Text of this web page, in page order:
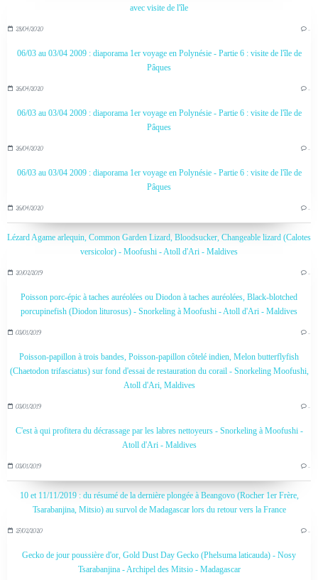
avec visite de l'île
28/04/2020 …
06/03 au 03/04 2009 : diaporama 1er voyage en Polynésie - Partie 6 : visite de l'île de
Pâques
26/04/2020 …
06/03 au 03/04 2009 : diaporama 1er voyage en Polynésie - Partie 6 : visite de l'île de
Pâques
26/04/2020 …
06/03 au 03/04 2009 : diaporama 1er voyage en Polynésie - Partie 6 : visite de l'île de
Pâques
26/04/2020 …
Lézard Agame arlequin, Common Garden Lizard, Bloodsucker, Changeable lizard (Calotes
versicolor) - Moofushi - Atoll d'Ari - Maldives
20/02/2019 …
Poisson porc-épic à taches auréolées ou Diodon à taches auréolées, Black-blotched
porcupinefish (Diodon liturosus) - Snorkeling à Moofushi - Atoll d'Ari - Maldives
03/01/2019 …
Poisson-papillon à trois bandes, Poisson-papillon côtelé indien, Melon butterflyfish
(Chaetodon trifasciatus) sur fond d'essai de restauration du corail - Snorkeling Moofushi,
Atoll d'Ari, Maldives
03/01/2019 …
C'est à qui profitera du décrassage par les labres nettoyeurs - Snorkeling à Moofushi -
Atoll d'Ari - Maldives
03/01/2019 …
10 et 11/11/2019 : du résumé de la dernière plongée à Beangovo (Rocher 1er Frère,
Tsarabanjina, Mitsio) au survol de Madagascar lors du retour vers la France
27/02/2020 …
Gecko de jour poussière d'or, Gold Dust Day Gecko (Phelsuma laticauda) - Nosy
Tsarabanjina - Archipel des Mitsio - Madagascar